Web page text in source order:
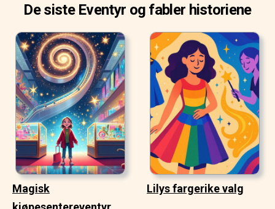
De siste Eventyr og fabler historiene
Magisk
Lilys fargerike valg